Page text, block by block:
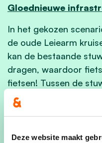
Deze website maakt
Gloednieuwe
In het gekozen
de oude Leiearm
kan de bestaande
dragen, waardoor
fietsen! Tussen de
wordt een volledig
ter hoogte van de